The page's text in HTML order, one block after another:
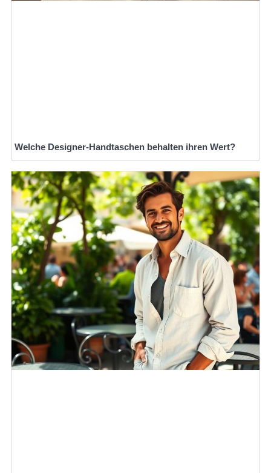
Welche Designer-Handtaschen behalten ihren Wert?